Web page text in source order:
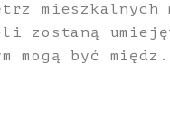
mieszkalnych
zostaną
mogą być